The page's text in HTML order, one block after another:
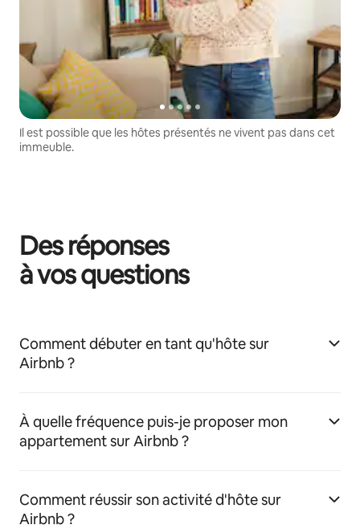
Il est possible que les hôtes présentés ne vivent pas dans cet
immeuble.
Des réponses
à vos questions
Comment débuter en tant qu'hôte sur
Airbnb ?
À quelle fréquence puis-je proposer mon
appartement sur Airbnb ?
Comment réussir son activité d'hôte sur
Airbnb ?